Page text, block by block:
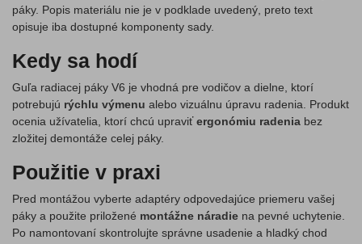
páky. Popis materiálu nie je v podklade uvedený, preto text
opisuje iba dostupné komponenty sady.
Kedy sa hodí
Guľa radiacej páky V6 je vhodná pre vodičov a dielne, ktorí
potrebujú rýchlu výmenu alebo vizuálnu úpravu radenia. Produkt
ocenia užívatelia, ktorí chcú upraviťergonómiu radenia bez
zložitej demontáže celej páky.
Použitie v praxi
Pred montážou vyberte adaptéry odpovedajúce priemeru vašej
páky a použite priložené montážne náradie na pevné uchytenie.
Po namontovaní skontrolujte správne usadenie a hladký chod